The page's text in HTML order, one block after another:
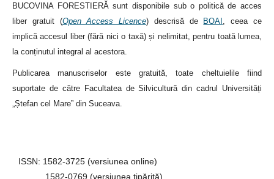
BUCOVINA FORESTIERĂ sunt disponibile sub o politică de acces
liber gratuit (Open Access Licence) descrisă de BOAI , ceea ce
implică accesul liber (fără nici o taxă) și nelimitat, pentru toată lumea,
la conținutul integral al acestora.
Publicarea manuscriselor este gratuită, toate cheltuielile fiind
suportate de către Facultatea de Silvicultură din cadrul Universități
„Ștefan cel Mare” din Suceava.
ISSN: 1582-3725 (versiunea online)
1582-0769 (versiunea tipărită)